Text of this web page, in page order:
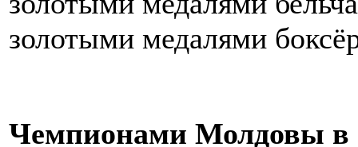
золотыми медалями
Чемпионами Молдовы в